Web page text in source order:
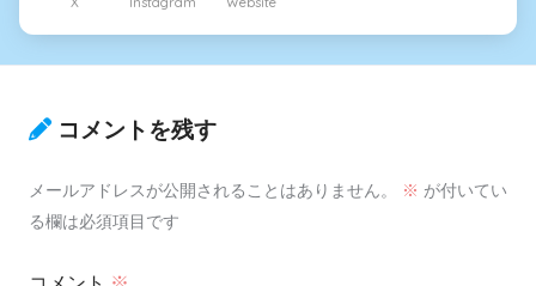
コメントを残す
メールアドレスが公開されることはありません。 ※ が付いてい
る欄は必須項目です